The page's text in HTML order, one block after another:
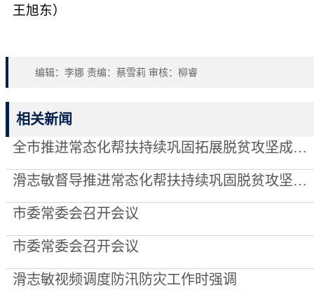
王旭东）
编辑：李娜 责编：蔡雪莉 审核：柳睿
相关新闻
全市推进常态化帮扶持续巩固拓展脱贫攻坚成果调度会召开
滑志敏督导推进常态化帮扶持续巩固脱贫攻坚成果暨考核评估整改工作
市委常委会召开会议
市委常委会召开会议
滑志敏视频调度防汛防灾工作时强调